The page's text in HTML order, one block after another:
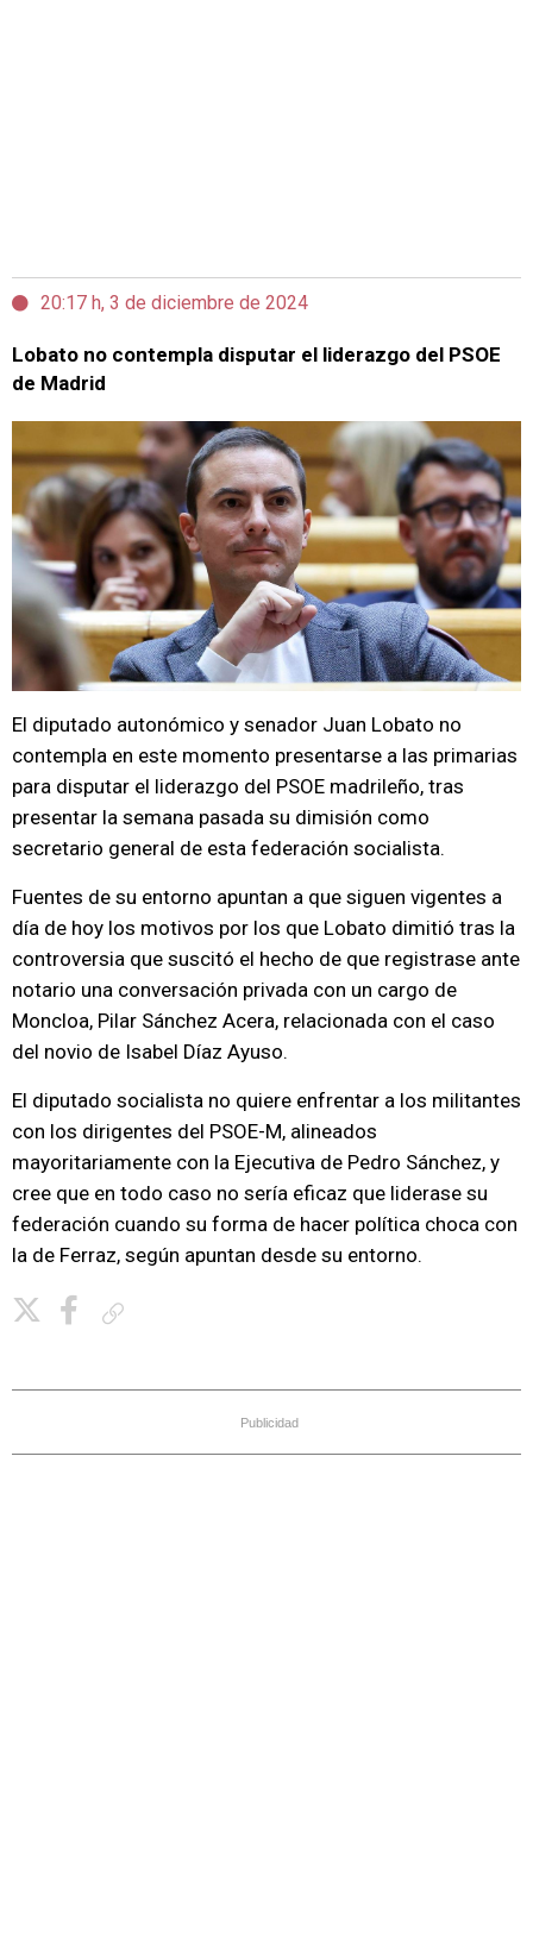
20:17 h, 3 de diciembre de 2024
Lobato no contempla disputar el liderazgo del PSOE
de Madrid
El diputado autonómico y senador Juan Lobato no
contempla en este momento presentarse a las primarias
para disputar el liderazgo del PSOE madrileño, tras
presentar la semana pasada su dimisión como
secretario general de esta federación socialista.
Fuentes de su entorno apuntan a que siguen vigentes a
día de hoy los motivos por los que Lobato dimitió tras la
controversia que suscitó el hecho de que registrase ante
notario una conversación privada con un cargo de
Moncloa, Pilar Sánchez Acera, relacionada con el caso
del novio de Isabel Díaz Ayuso.
El diputado socialista no quiere enfrentar a los militantes
con los dirigentes del PSOE-M, alineados
mayoritariamente con la Ejecutiva de Pedro Sánchez, y
cree que en todo caso no sería eficaz que liderase su
federación cuando su forma de hacer política choca con
la de Ferraz, según apuntan desde su entorno.
Publicidad